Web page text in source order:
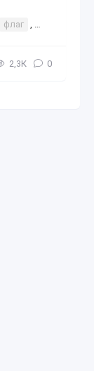
флаг , государства
2,3К 0